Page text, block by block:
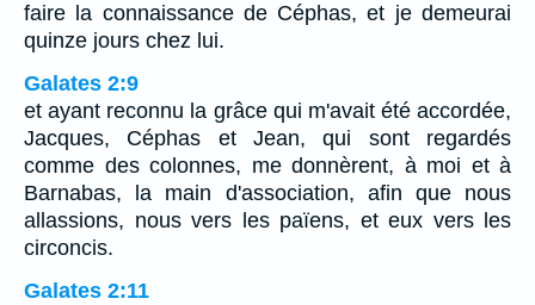
faire la connaissance de Céphas, et je demeurai
quinze jours chez lui.
Galates 2:9
et ayant reconnu la grâce qui m'avait été accordée,
Jacques, Céphas et Jean, qui sont regardés
comme des colonnes, me donnèrent, à moi et à
Barnabas, la main d'association, afin que nous
allassions, nous vers les païens, et eux vers les
circoncis.
Galates 2:11